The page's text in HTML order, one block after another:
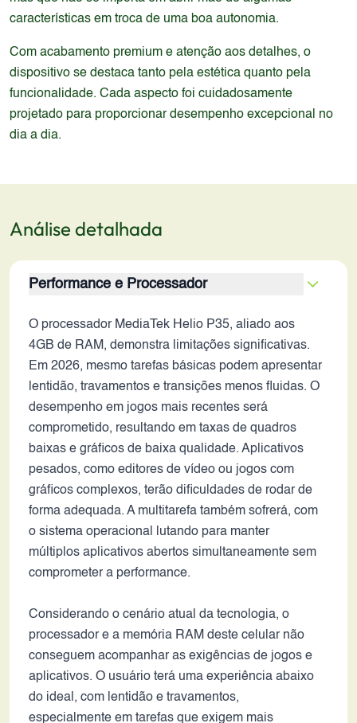
características em troca de uma boa autonomia.
Com acabamento premium e atenção aos detalhes, o
dispositivo se destaca tanto pela estética quanto pela
funcionalidade. Cada aspecto foi cuidadosamente
projetado para proporcionar desempenho excepcional no
dia a dia.
Análise detalhada
Performance e Processador
O processador MediaTek Helio P35, aliado aos
4GB de RAM, demonstra limitações significativas.
Em 2026, mesmo tarefas básicas podem apresentar
lentidão, travamentos e transições menos fluidas. O
desempenho em jogos mais recentes será
comprometido, resultando em taxas de quadros
baixas e gráficos de baixa qualidade. Aplicativos
pesados, como editores de vídeo ou jogos com
gráficos complexos, terão dificuldades de rodar de
forma adequada. A multitarefa também sofrerá, com
o sistema operacional lutando para manter
múltiplos aplicativos abertos simultaneamente sem
comprometer a performance.
Considerando o cenário atual da tecnologia, o
processador e a memória RAM deste celular não
conseguem acompanhar as exigências de jogos e
aplicativos. O usuário terá uma experiência abaixo
do ideal, com lentidão e travamentos,
especialmente em tarefas que exigem mais